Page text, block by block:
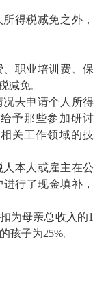
得税减免之外，
职业培训费、保
减免。
去申请个人所得
予那些参加研讨
关工作领域的技
本人或雇主在公
行了现金填补，
为母亲总收入的1
孩子为25%。